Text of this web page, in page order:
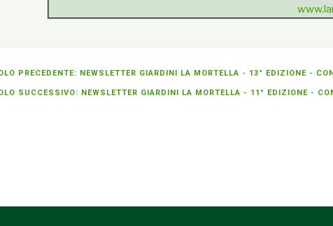
PRECEDENTE: NEWSLETTER GIARDINI LA MORTELLA - 13° EDIZIONE -
SUCCESSIVO: NEWSLETTER GIARDINI LA MORTELLA - 11° EDIZIONE -